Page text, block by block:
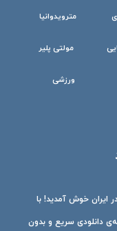
مترویدوانیا
مولتی پلیر
ورزشی
ایران خوش آمدید! با
دانلودی سریع و بدون